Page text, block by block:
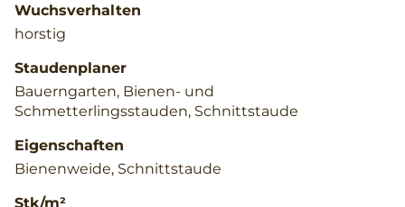
Wuchsverhalten
horstig
Staudenplaner
Bauerngarten, Bienen- und
Schmetterlingsstauden, Schnittstaude
Eigenschaften
Bienenweide, Schnittstaude
Stk/m²